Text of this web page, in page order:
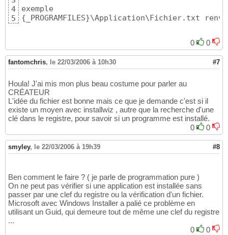
4
5
{ _PROGRAMFILES}\Application\Fichier.txt
0 0
fantomchris, le 22/03/2006 à 10h30 #7
Houla! J'ai mis mon plus beau costume pour parler au
CRÉATEUR
L'idée du fichier est bonne mais ce que je demande c'est si il
existe un moyen avec installwiz , autre que la recherche d'une
clé dans le registre, pour savoir si un programme est installé.
0
0
smyley, le 22/03/2006 à 19h39 #8
Ben comment le faire ? ( je parle de programmation pure )
On ne peut pas vérifier si une application est installée sans
passer par une clef du registre ou la vérification d'un fichier.
Microsoft avec Windows Installer a palié ce problème en
utilisant un Guid, qui demeure tout de même une clef du registre
...
0
0